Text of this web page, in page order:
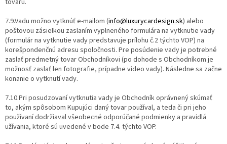
7.9.Vadu možno vytknúť e-mailom (info@luxurycardesign.sk) alebo
poštovou zásielkou zaslaním vyplneného formulára na vytknutie vady
(formulár na vytknutie vady predstavuje prílohu č.2 týchto VOP) na
korešpondenčnú adresu spoločnosti. Pre posúdenie vady je potrebné
zaslať predmetný tovar Obchodníkovi (po dohode s Obchodníkom je
možnosť zaslať len fotografie, prípadne video vady). Následne sa začne
konanie o vytknutí vady.
7.10.Pri posudzovaní vytknutia vady je Obchodník oprávnený skúmať
to, akým spôsobom Kupujúci daný tovar používal, a teda či pri jeho
používaní dodržiaval všeobecné odporúčané podmienky a pravidlá
užívania, ktoré sú uvedené v bode 7.4. týchto VOP.